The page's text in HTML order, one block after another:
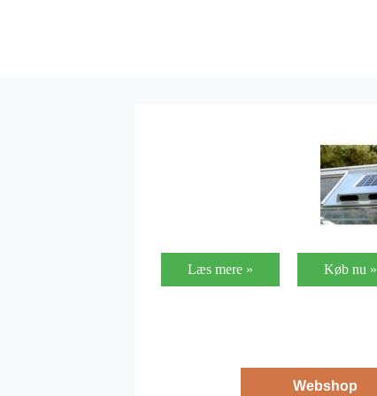
Læs mere » Køb nu »
Webshop